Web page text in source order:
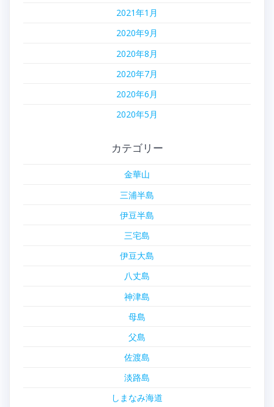
2021年1月
2020年9月
2020年8月
2020年7月
2020年6月
2020年5月
カテゴリー
金華山
三浦半島
伊豆半島
三宅島
伊豆大島
八丈島
神津島
母島
父島
佐渡島
淡路島
しまなみ海道